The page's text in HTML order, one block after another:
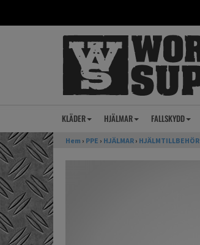
KLÄDER HJÄLMAR FALLSKYDD
Hem › PPE › HJÄLMAR › HJÄLMTILLBEHÖR